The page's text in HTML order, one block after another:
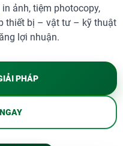
ảnh, tiệm photocopy,
thiết bị – vật tư – kỹ thuật
lợi nhuận.
PHÁP